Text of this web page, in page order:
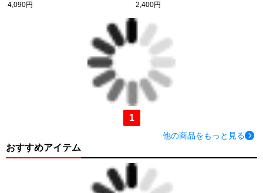
4,090円
2,400円
1
他の商品をもっと見る
おすすめアイテム